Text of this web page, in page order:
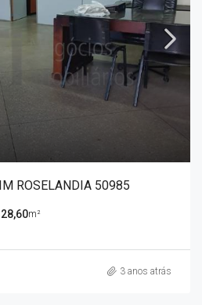
ROSELANDIA 50985
m²
3 anos atrás